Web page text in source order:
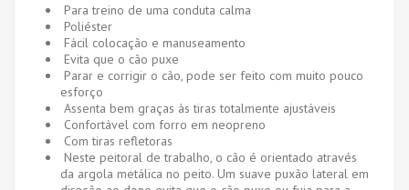
Para treino de uma conduta calma
Poliéster
Fácil colocação e manuseamento
Evita que o cão puxe
Parar e corrigir o cão, pode ser feito com muito pouco
esforço
Assenta bem graças às tiras totalmente ajustáveis
Confortável com forro em neopreno
Com tiras refletoras
Neste peitoral de trabalho, o cão é orientado através
da argola metálica no peito. Um suave puxão lateral em